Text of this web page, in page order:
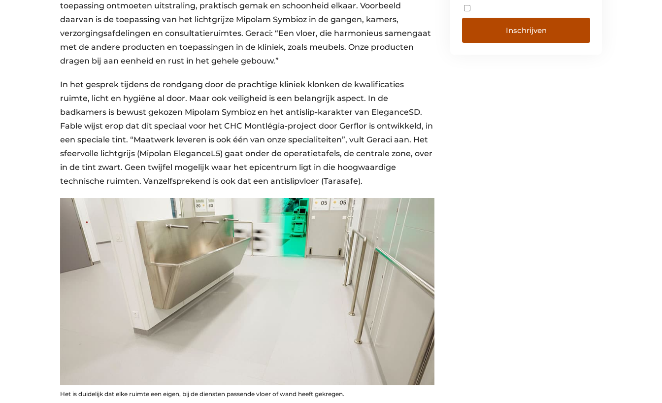
toepassing ontmoeten uitstraling, praktisch gemak en schoonheid elkaar. Voorbeeld
daarvan is de toepassing van het lichtgrijze Mipolam Symbioz in de gangen, kamers,
verzorgingsafdelingen en consultatieruimtes. Geraci: “Een vloer, die harmonieus samengaat
met de andere producten en toepassingen in de kliniek, zoals meubels. Onze producten
dragen bij aan eenheid en rust in het gehele gebouw.”
In het gesprek tijdens de rondgang door de prachtige kliniek klonken de kwalificaties
ruimte, licht en hygiëne al door. Maar ook veiligheid is een belangrijk aspect. In de
badkamers is bewust gekozen Mipolam Symbioz en het antislip-karakter van EleganceSD.
Fable wijst erop dat dit speciaal voor het CHC Montlégia-project door Gerflor is ontwikkeld, in
een speciale tint. “Maatwerk leveren is ook één van onze specialiteiten”, vult Geraci aan. Het
sfeervolle lichtgrijs (Mipolan EleganceL5) gaat onder de operatietafels, de centrale zone, over
in de tint zwart. Geen twijfel mogelijk waar het epicentrum ligt in die hoogwaardige
technische ruimten. Vanzelfsprekend is ook dat een antislipvloer (Tarasafe).
Het is duidelijk dat elke ruimte een eigen, bij de diensten passende vloer of wand heeft gekregen.